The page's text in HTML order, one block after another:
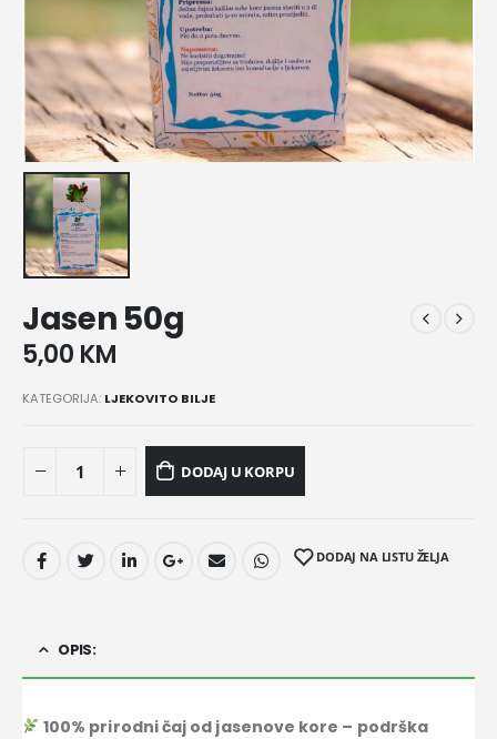
Jasen 50g
5,00 KM
KATEGORIJA: LJEKOVITO BILJE
DODAJ U KORPU
DODAJ NA LISTU ŽELJA
OPIS:
100% prirodni čaj od jasenove kore – podrška